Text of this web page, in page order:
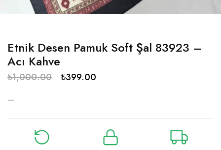
Etnik Desen Pamuk Soft Şal 83923 –
Acı Kahve
₺1,000.00 ₺399.00
—